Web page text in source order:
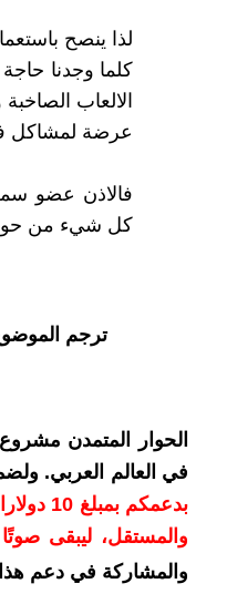
لذا ينصح
كلما وجدنا
الالعاب
عرضة لمشاكل
فالاذن عضو
كل شيء من
ترجم
الحوار المتمدن
في العالم العربي.
والمستقل، ليبقى
والمشاركة في دعم